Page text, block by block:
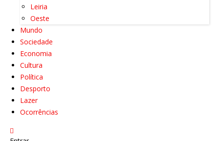
Leiria
Oeste
Mundo
Sociedade
Economia
Cultura
Política
Desporto
Lazer
Ocorrências